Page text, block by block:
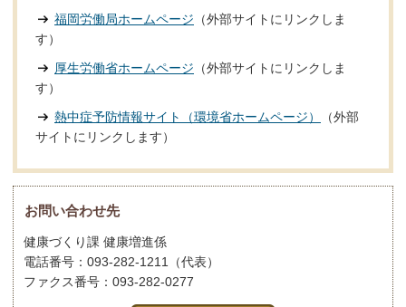
福岡労働局ホームページ （外部サイトにリンクしま
す）
厚生労働省ホームページ （外部サイトにリンクしま
す）
熱中症予防情報サイト（環境省ホームページ）
（外部
サイトにリンクします）
お問い合わせ先
健康づくり課 健康増進係
電話番号：093-282-1211（代表）
ファクス番号：093-282-0277